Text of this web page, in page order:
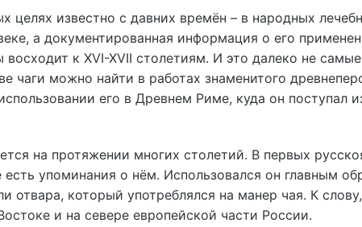
целях известно с давних времён – в народных
а документированная информация о его
к XVI-XVII столетиям. И это далеко не
чаги можно найти в работах знаменитого
его в Древнем Риме, куда он поступал
на протяжении многих столетий. В первых
упоминания о нём. Использовался он главным
отвара, который употреблялся на манер чая. К
и на севере европейской части России.